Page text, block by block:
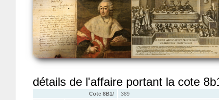
détails de l'affaire portant la cote
Cote 8B1/
389